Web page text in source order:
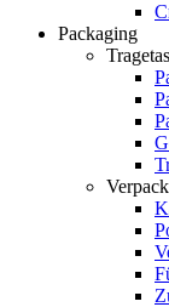
Packaging